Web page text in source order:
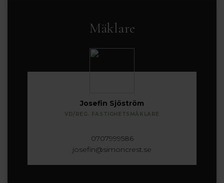
Mäklare
Josefin Sjöström
VD/REG. FASTIGHETSMÄKLARE
0707999586
josefin@simoncrest.se